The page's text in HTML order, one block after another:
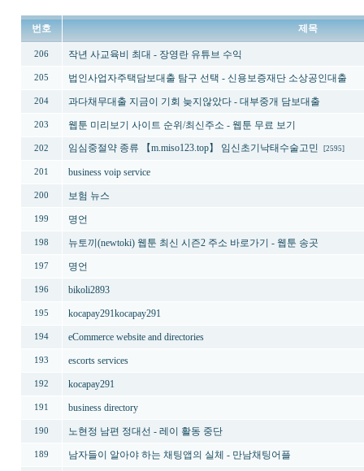
번호 제목
206 작년 사교육비 최대 - 장영란 유튜브 수익
205 법인사업자주택담보대출 탐구 선택 - 신용보증재단 소상공인대출
204 과다채무대출 지금이 기회 늦지않았다 - 대부중개 담보대출
203 웹툰 미리보기 사이트 순위/최신주소 - 웹툰 무료 보기
202 임심중절약 종류 【m.miso123.top】 임신초기낙태수술고민 [2595]
201 business voip service
200 보험 뉴스
199 명언
198 뉴토끼(newtoki) 웹툰 최신 시즌2 주소 바로가기 - 웹툰 송곳
197 명언
196 bikoli2893
195 kocapay291kocapay291
194 eCommerce website and directories
193 escorts services
192 kocapay291
191 business directory
190 노현정 남편 정대선 - 레이 활동 중단
189 남자들이 알아야 하는 채팅앱의 실체 - 만남채팅어플